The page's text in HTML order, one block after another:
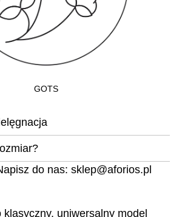
GOTS
do nas: sklep@aforios.pl
klasyczny, uniwersalny model